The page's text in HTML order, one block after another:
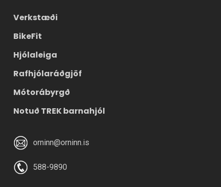
Verkstæði
BikeFit
Hjólaleiga
Rafhjólaráðgjöf
Mótorábyrgð
Notuð TREK barnahjól
orninn@orninn.is
588-9890